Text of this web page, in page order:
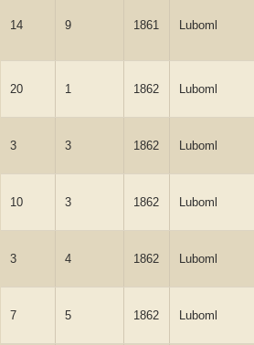
14 9 1861 Luboml
20 1 1862 Luboml
3 3 1862 Luboml
10 3 1862 Luboml
3 4 1862 Luboml
7 5 1862 Luboml